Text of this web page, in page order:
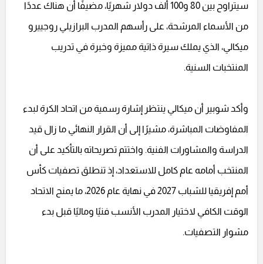
سيتراوح بين 80 و100 ألف دولار شهريًا، مضيفًا أن هناك عددًا
من الأسماء المرشحة، على رأسهم المدرب البرازيلي روجييرو
ميكالي، الذي يملك سيرة ذاتية مميزة وخبرة في تدريب
المنتخبات السنية.
وأكد شوبير أن ميكالي ينتظر إشارة رسمية من اتحاد الكرة لبدء
المفاوضات المباشرة، مشيرًا إلى أن القرار النهائي ما زال قيد
الدراسة والمشاورات الفنية. واختتم تصريحاته بالتأكيد على أن
المنتخب أمامه عام كامل للاستعداد، إذ تنطلق تصفيات كأس
أمم إفريقيا للشباب 2027 في نهاية عام 2026، ما يمنح الاتحاد
الوقت الكافي لاختيار المدرب الأنسب فنيًا وماليًا قبل بدء
مشوار التصفيات.